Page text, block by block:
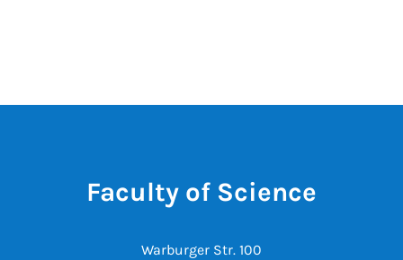
Faculty of Science
Warburger Str. 100